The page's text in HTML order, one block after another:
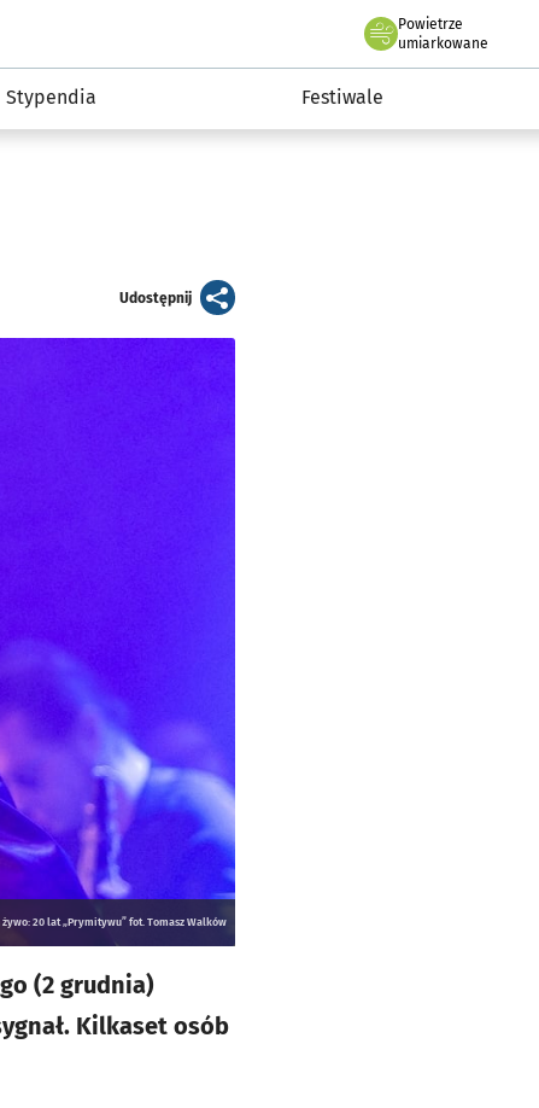
Powietrze
we Wrocławiu
umiarkowane
Stypendia Festiwale
Udostępnijartykuł
żywo: 20 lat „Prymitywu” fot. Tomasz Walków
(2 grudnia)
Kilkaset osób